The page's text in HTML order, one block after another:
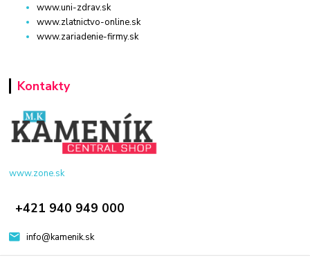
www.uni-zdrav.sk
www.zlatnictvo-online.sk
www.zariadenie-firmy.sk
Kontakty
www.zone.sk
+421 940 949 000
info@kamenik.sk